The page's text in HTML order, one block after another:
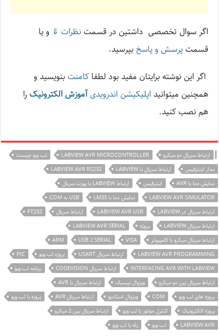
اگر سوال تخصصی داشتین در قسمتنظرات ⇓ و یا
قسمتپرسش و پاسخ بپرسید.
اگر این نوشته‌ برایتان مفید بود لطفاکامنت بنویسید و
همچنین میتوانید اپلیکیشن اندرویدیآموزش الکترونیک را
هم نصب کنید.
| ارتباط سریال دو میکرو LABVIEW AVR MICROCONTROLLER
لب ویو چیست
مدار اینترفیس
ارتباط سریال با LABVIEW
LABVIEW AVR RS232
نمایش دما با AVR
اینترفیس
ارتباط LABVIEW با پورت سریال
LABVIEW AVR SIMULATOR
نمایش دما با LM35
USB به COM
ارتباط سریال در LABVIEW
LABVIEW AVR USB ارتباط سریال
FT232
ارتباط سریال LABVIEW
پروژه
LABVIEW AVR SERIAL
ارتباط سریال میکرو با کامپیوتر
VISA
USB 2 SERIAL
ARM
LABVIEW AVR PROGRAMMING
ارتباط سریال USART پروژه لب ویو
PIC
INTERFACING AVR WITH LABVIEW
ارتباط سریال CODEVISION
برنامه لب ویو
ارتباط سریال بین دو میکرو
ویژوال بیسیک
ارتباط سریال با AVR
پروژه های لب ویو
COM ویژوال استادیو ارتباط سریال AVR
پروژه با لب ویو
پروژه الکترونیک
کنترل موتور با لب ویو
ارتباط سریال بین 2 میکرو
LABVIEW AVR
لب ویو رله با لب ویو